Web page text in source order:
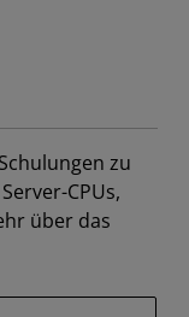
zu
CPUs,
über das